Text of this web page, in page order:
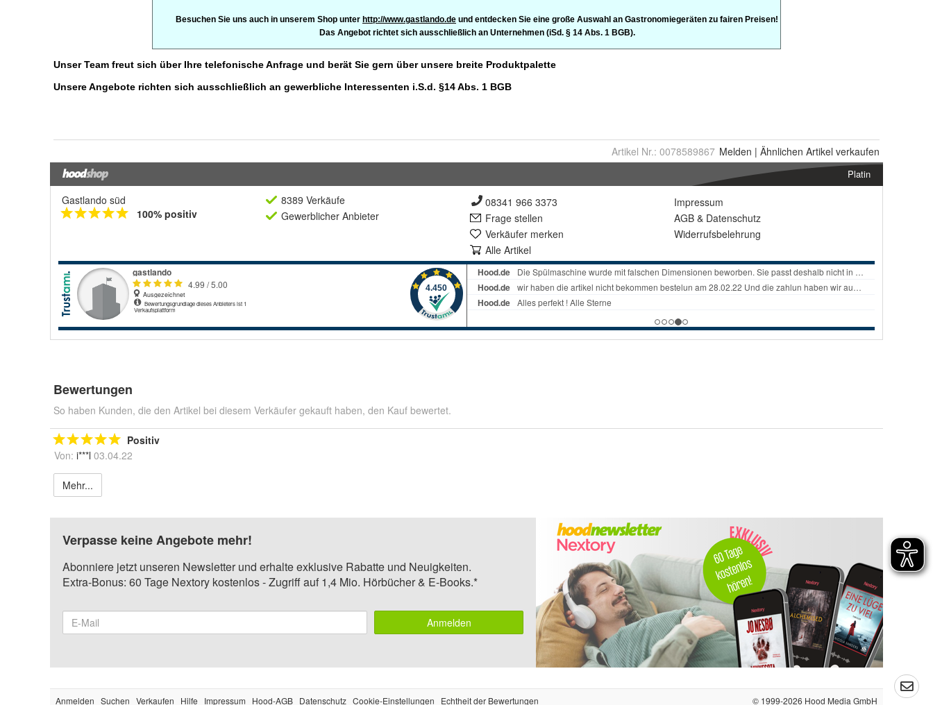
Artikel Nr.: 0078589867 Melden | Ähnlichen Artikel verkaufen
Platin
Gastlando süd
100% positiv
8389 Verkäufe
Gewerblicher Anbieter
08341 966 3373
Frage stellen
Verkäufer merken
Alle Artikel
Impressum
AGB & Datenschutz
Widerrufsbelehrung
Bewertungen
So haben Kunden, die den Artikel bei diesem Verkäufer gekauft haben, den Kauf bewertet.
Positiv
Von: i***l 03.04.22
Mehr...
Verpasse keine Angebote mehr!
Abonniere jetzt unseren Newsletter und erhalte exklusive Rabatte und Neuigkeiten.
Extra-Bonus: 60 Tage Nextory kostenlos - Zugriff auf 1,4 Mio. Hörbücher & E-Books.*
Anmelden
Anmelden Suchen Verkaufen Hilfe Impressum Hood-AGB Datenschutz Cookie-Einstellungen Echtheit der Bewertungen © 1999-2026 Hood Media GmbH